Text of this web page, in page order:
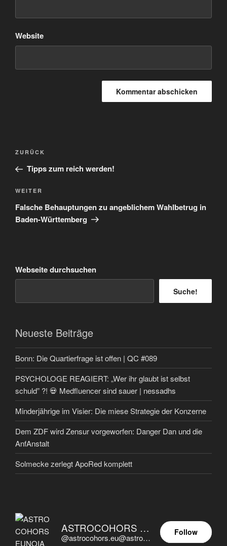
Website
Beitragsnavigation
Vorheriger
Beitrag
ZURÜCK
Tipps zum reich werden!
Nächster
Beitrag
WEITER
Falsche Behauptungen zu angeblichem Wahlbetrug in
Baden-Württemberg
Webseite durchsuchen
Suche!
Neueste Beiträge
Bonn: Die Quartierfrage ist offen | QC #089
PSYCHOLOGE REAGIERT: „Wer ihr glaubt ist selbst
schuld” ?! 💀 Medfluencer sind sauer | nessadhs
Minderjährige im Visier: Die miese Strategie der Konzerne
Dem ZDF wird Zensur vorgeworfen: Danger Dan und die
AnfAnstalt
Solmecke zerlegt ApoRed komplett
ASTROCOHORS EUNOIA ULTIMA
@astrocohors.eu@astrocohors.eu
Follow